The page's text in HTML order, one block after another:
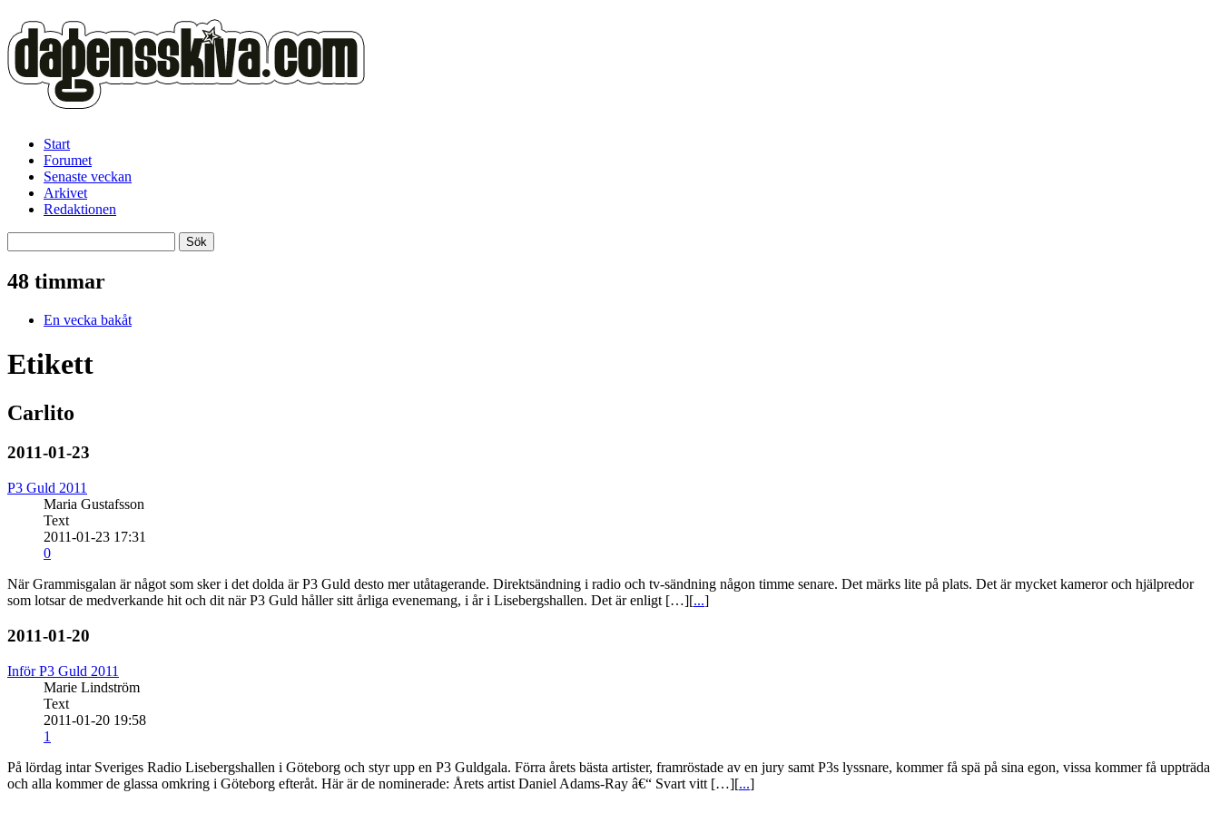
Start
Forumet
Senaste veckan
Arkivet
Redaktionen
48 timmar
En vecka bakåt
Etikett
Carlito
2011-01-23
P3 Guld 2011
Maria Gustafsson
Text
2011-01-23 17:31
0
När Grammisgalan är något som sker i det dolda är P3 Guld desto mer utåtagerande. Direktsändning i radio och tv-sändning någon timme senare. Det märks lite på plats. Det är mycket kameror och hjälpredor
som lotsar de medverkande hit och dit när P3 Guld håller sitt årliga evenemang, i år i Lisebergshallen. Det är enligt […][...]
2011-01-20
Inför P3 Guld 2011
Marie Lindström
Text
2011-01-20 19:58
1
På lördag intar Sveriges Radio Lisebergshallen i Göteborg och styr upp en P3 Guldgala. Förra årets bästa artister, framröstade av en jury samt P3s lyssnare, kommer få spä på sina egon, vissa kommer få uppträda
och alla kommer de glassa omkring i Göteborg efteråt. Här är de nominerade: Årets artist Daniel Adams-Ray â€“ Svart vitt […][...]